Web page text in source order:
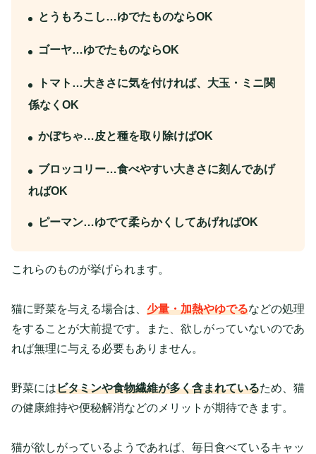
とうもろこし…ゆでたものならOK
ゴーヤ…ゆでたものならOK
トマト…大きさに気を付ければ、大玉・ミニ関
係なくOK
かぼちゃ…皮と種を取り除けばOK
ブロッコリー…食べやすい大きさに刻んであげ
ればOK
ピーマン…ゆでて柔らかくしてあげればOK
これらのものが挙げられます。
猫に野菜を与える場合は、 少量・加熱やゆでるなどの処理
をすることが大前提です。また、欲しがっていないのであ
れば無理に与える必要もありません。
野菜にはビタミンや食物繊維が多く含まれているため、猫
の健康維持や便秘解消などのメリットが期待できます。
猫が欲しがっているようであれば、毎日食べているキャッ